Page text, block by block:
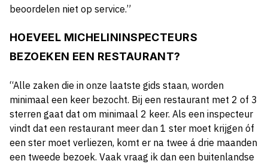
beoordelen niet op service.”
HOEVEEL MICHELININSPECTEURS
BEZOEKEN EEN RESTAURANT?
“Alle zaken die in onze laatste gids staan, worden
minimaal een keer bezocht. Bij een restaurant met 2 of 3
sterren gaat dat om minimaal 2 keer. Als een inspecteur
vindt dat een restaurant meer dan 1 ster moet krijgen óf
een ster moet verliezen, komt er na twee á drie maanden
een tweede bezoek. Vaak vraag ik dan een buitenlandse